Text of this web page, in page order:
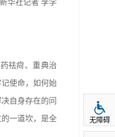
华社记者 李学
祛疴、重典治
使命，如何始
自身存在的问
一道坎，是全 无障碍